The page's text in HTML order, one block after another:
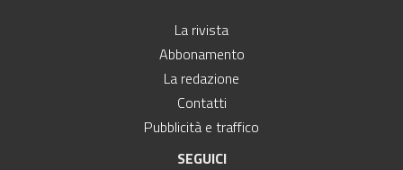
La rivista
Abbonamento
La redazione
Contatti
Pubblicità e traffico
SEGUICI